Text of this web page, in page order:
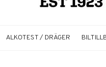
ALKOTEST / DRÄGER